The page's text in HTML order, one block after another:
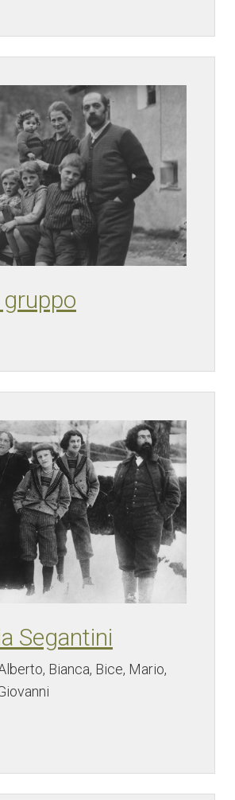
Segantini
Bianca, Bice, Mario,